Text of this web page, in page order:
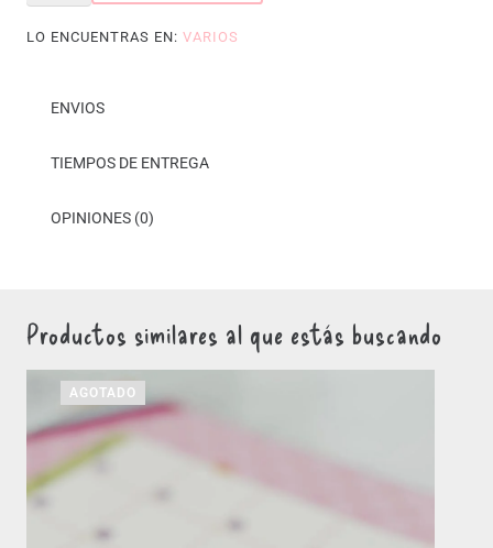
lila
cantidad
LO ENCUENTRAS EN: VARIOS
ENVIOS
TIEMPOS DE ENTREGA
OPINIONES (0)
Productos similares al que estás buscando
AGOTADO